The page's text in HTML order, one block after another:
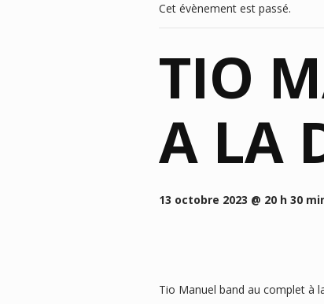
Cet évènement est passé.
TIO
A LA
13 octobre 2023 @ 20 h 30
Tio Manuel band au complet à